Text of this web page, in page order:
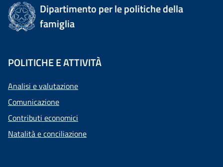
Dipartimento per le politiche della
famiglia
POLITICHE E ATTIVITÀ
Analisi e valutazione
Comunicazione
Contributi economici
Natalità e conciliazione